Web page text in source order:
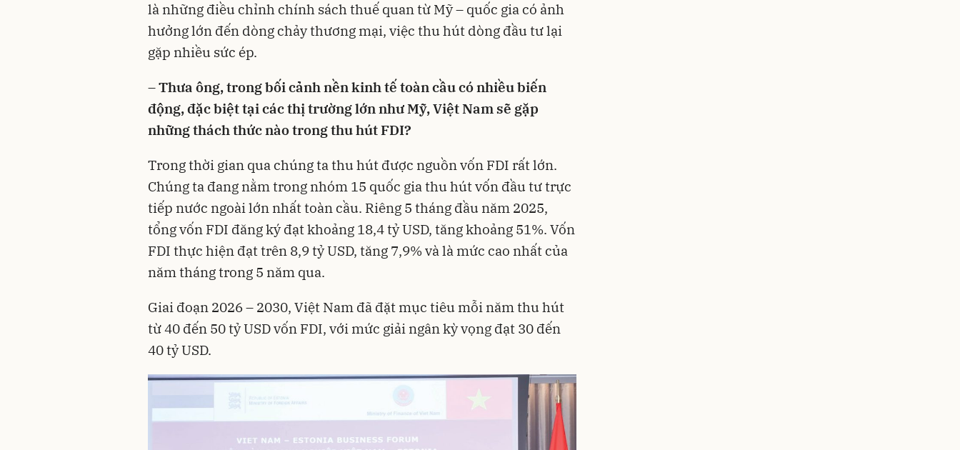
là những điều chỉnh chính sách thuế quan từ Mỹ – quốc gia có ảnh
hưởng lớn đến dòng chảy thương mại, việc thu hút dòng đầu tư lại
gặp nhiều sức ép.
–Thưa ông, trong bối cảnh nền kinh tế toàn cầu có nhiều biến
động, đặc biệt tại các thị trường lớn như Mỹ, Việt Nam sẽ gặp
những thách thức nào trong thu hút FDI?
Trong thời gian qua chúng ta thu hút được nguồn vốn FDI rất lớn.
Chúng ta đang nằm trong nhóm 15 quốc gia thu hút vốn đầu tư trực
tiếp nước ngoài lớn nhất toàn cầu. Riêng 5 tháng đầu năm 2025,
tổng vốn FDI đăng ký đạt khoảng 18,4 tỷ USD, tăng khoảng 51%. Vốn
FDI thực hiện đạt trên 8,9 tỷ USD, tăng 7,9% và là mức cao nhất của
năm tháng trong 5 năm qua.
Giai đoạn 2026 – 2030, Việt Nam đã đặt mục tiêu mỗi năm thu hút
từ 40 đến 50 tỷ USD vốn FDI, với mức giải ngân kỳ vọng đạt 30 đến
40 tỷ USD.